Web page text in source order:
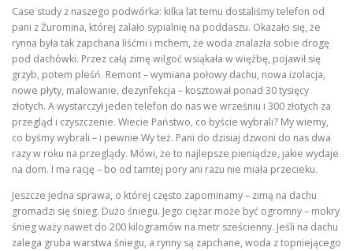
Case study z naszego podwórka: kilka lat temu dostaliśmy telefon od
pani z Żuromina, której zalało sypialnię na poddaszu. Okazało się, że
rynna była tak zapchana liśćmi i mchem, że woda znalazła sobie drogę
pod dachówki. Przez całą zimę wilgoć wsiąkała w więźbę, pojawił się
grzyb, potem pleśń. Remont – wymiana połowy dachu, nowa izolacja,
nowe płyty, malowanie, dezynfekcja – kosztował ponad 30 tysięcy
złotych. A wystarczył jeden telefon do nas we wrześniu i 300 złotych za
przegląd i czyszczenie. Wiecie Państwo, co byście wybrali? My wiemy,
co byśmy wybrali – i pewnie Wy też. Pani do dzisiaj dzwoni do nas dwa
razy w roku na przeglądy. Mówi, że to najlepsze pieniądze, jakie wydaje
na dom. I ma rację – bo od tamtej pory ani razu nie miała przecieku.
Jeszcze jedna sprawa, o której często zapominamy – zimą na dachu
gromadzi się śnieg. Dużo śniegu. Jego ciężar może być ogromny – mokry
śnieg waży nawet do 200 kilogramów na metr sześcienny. Jeśli na dachu
zalega gruba warstwa śniegu, a rynny są zapchane, woda z topniejącego